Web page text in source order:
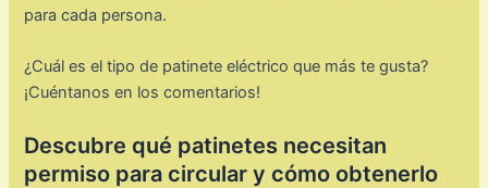
para cada persona.
¿Cuál es el tipo de patinete eléctrico que más te gusta?
¡Cuéntanos en los comentarios!
Descubre qué patinetes necesitan
permiso para circular y cómo obtenerlo